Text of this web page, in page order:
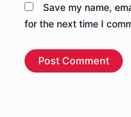
Save my name,
for the next time I